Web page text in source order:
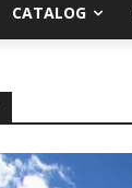
CATALOG